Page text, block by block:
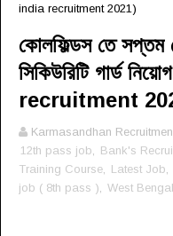
india recruitment 2021)
কোলফিল্ডস তে সপ্তম
সিকিউরিটি গার্ড
recruitment
Karmasandhan
12th pass job
Bank's
Training Course
Latest Job
job ( 8th pass )
West